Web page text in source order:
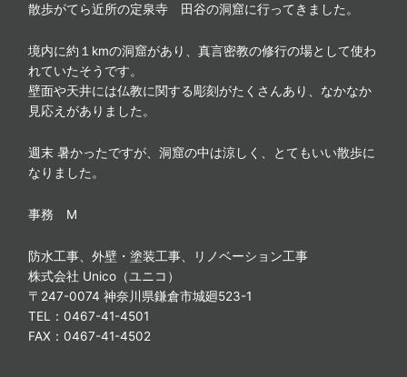
散歩がてら近所の定泉寺 田谷の洞窟に行ってきました。
境内に約１kmの洞窟があり、真言密教の修行の場として使わ
れていたそうです。
壁面や天井には仏教に関する彫刻がたくさんあり、なかなか
見応えがありました。
週末 暑かったですが、洞窟の中は涼しく、とてもいい散歩に
なりました。
事務 M
防水工事、外壁・塗装工事、リノベーション工事
株式会社 Unico（ユニコ）
〒247-0074 神奈川県鎌倉市城廻523-1
TEL：0467-41-4501
FAX：0467-41-4502